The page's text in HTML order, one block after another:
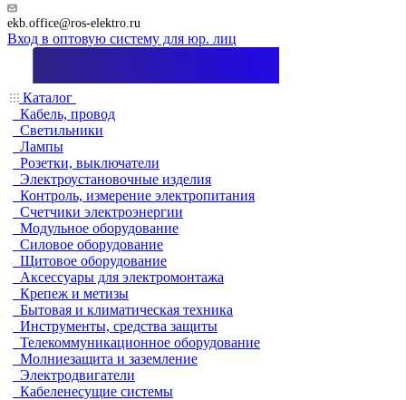
ekb.office@ros-elektro.ru
Вход в оптовую систему для юр. лиц
Каталог
Кабель, провод
Светильники
Лампы
Розетки, выключатели
Электроустановочные изделия
Контроль, измерение электропитания
Счетчики электроэнергии
Модульное оборудование
Силовое оборудование
Щитовое оборудование
Аксессуары для электромонтажа
Крепеж и метизы
Бытовая и климатическая техника
Инструменты, средства защиты
Телекоммуникационное оборудование
Молниезащита и заземление
Электродвигатели
Кабеленесущие системы